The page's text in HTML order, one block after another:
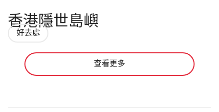
香港隱世島嶼
好去處
查看更多